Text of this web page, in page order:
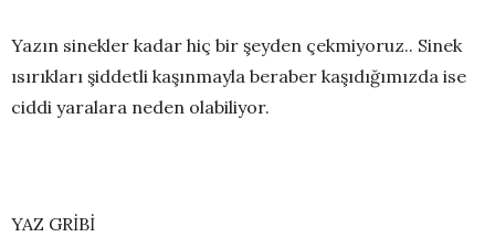
Yazın sinekler kadar hiç bir şeyden çekmiyoruz.. Sinek
ısırıkları şiddetli kaşınmayla beraber kaşıdığımızda ise
ciddi yaralara neden olabiliyor.
YAZ GRİBİ